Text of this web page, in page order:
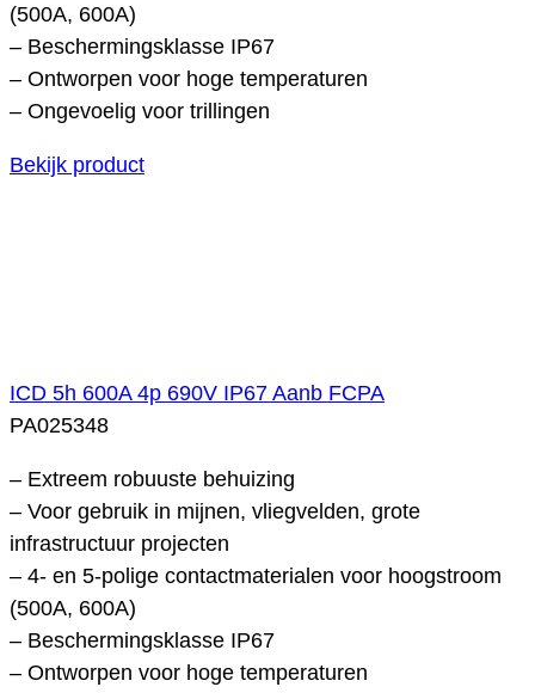
(500A, 600A)
– Beschermingsklasse IP67
– Ontworpen voor hoge temperaturen
– Ongevoelig voor trillingen
Bekijk product
ICD 5h 600A 4p 690V IP67 Aanb FCPA
PA025348
– Extreem robuuste behuizing
– Voor gebruik in mijnen, vliegvelden, grote
infrastructuur projecten
– 4- en 5-polige contactmaterialen voor hoogstroom
(500A, 600A)
– Beschermingsklasse IP67
– Ontworpen voor hoge temperaturen